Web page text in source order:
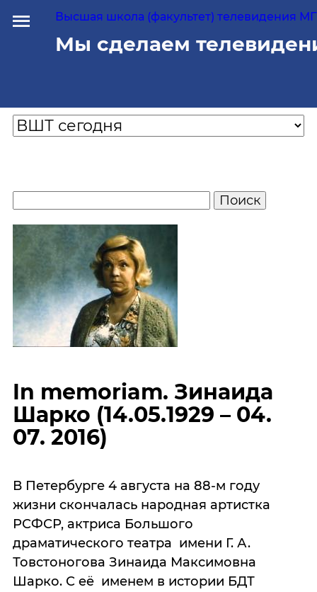
Высшая школа (факультет) телевидения
Мы сделаем
In memoriam. Зинаида
Шарко (14.05.1929 – 04.
07. 2016)
В Петербурге 4 августа на 88-м году
жизни скончалась народная артистка
РСФСР, актриса Большого
драматического театра имени Г. А.
Товстоногова Зинаида Максимовна
Шарко. С её именем в истории БДТ